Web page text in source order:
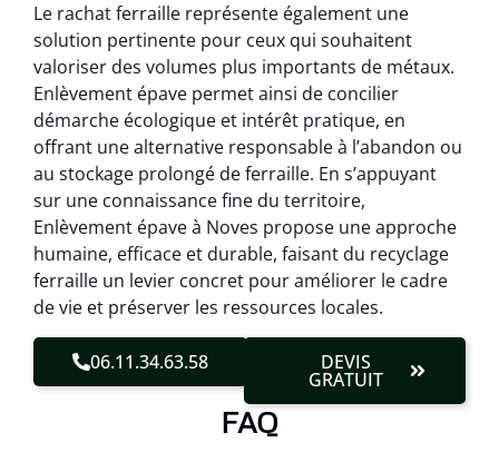
Le rachat ferraille représente également une
solution pertinente pour ceux qui souhaitent
valoriser des volumes plus importants de métaux.
Enlèvement épave permet ainsi de concilier
démarche écologique et intérêt pratique, en
offrant une alternative responsable à l’abandon ou
au stockage prolongé de ferraille. En s’appuyant
sur une connaissance fine du territoire,
Enlèvement épave à Noves propose une approche
humaine, efficace et durable, faisant du recyclage
ferraille un levier concret pour améliorer le cadre
de vie et préserver les ressources locales.
06.11.34.63.58 DEVIS
GRATUIT
FAQ